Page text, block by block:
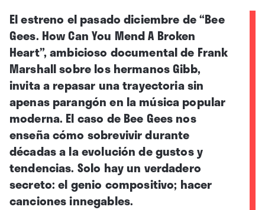
El estreno el pasado diciembre de “Bee
Gees. How Can You Mend A Broken
Heart”, ambicioso documental de Frank
Marshall sobre los hermanos Gibb,
invita a repasar una trayectoria sin
apenas parangón en la música popular
moderna. El caso de Bee Gees nos
enseña cómo sobrevivir durante
décadas a la evolución de gustos y
tendencias. Solo hay un verdadero
secreto: el genio compositivo; hacer
canciones innegables.